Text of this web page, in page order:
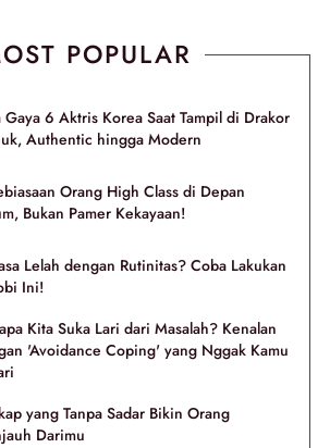
POPULAR
Gaya 6 Aktris Korea Saat Tampil di Drakor
Authentic hingga Modern
Orang High Class di Depan
Bukan Pamer Kekayaan!
Lelah dengan Rutinitas? Coba Lakukan
Ini!
Kita Suka Lari dari Masalah? Kenalan
'Avoidance Coping' yang Nggak Kamu
yang Tanpa Sadar Bikin Orang
Darimu